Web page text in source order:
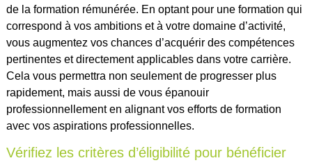
de la formation rémunérée. En optant pour une formation qui
correspond à vos ambitions et à votre domaine d’activité,
vous augmentez vos chances d’acquérir des compétences
pertinentes et directement applicables dans votre carrière.
Cela vous permettra non seulement de progresser plus
rapidement, mais aussi de vous épanouir
professionnellement en alignant vos efforts de formation
avec vos aspirations professionnelles.
Vérifiez les critères d’éligibilité pour bénéficier